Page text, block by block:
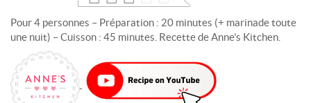
Pour 4 personnes – Préparation : 20 minutes (+ marinade toute
une nuit) – Cuisson : 45 minutes. Recette de Anne’s Kitchen.